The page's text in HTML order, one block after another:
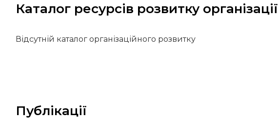
Каталог ресурсів розвитку організації
Відсутній каталог організаційного розвитку
Публікації